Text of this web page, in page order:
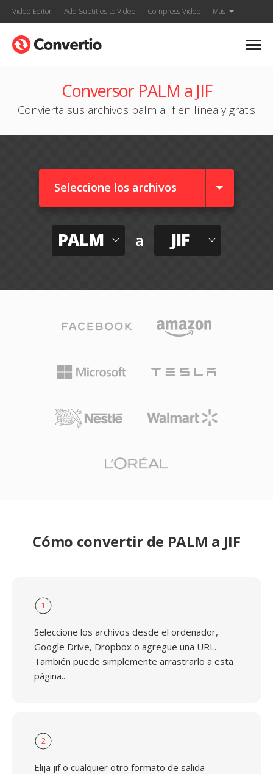
Video Editor Add Subtitles to Video Compress Video Más
Conversor PALM a JIF
Convierta sus archivos palm a jif en línea y gratis
Seleccione los archivos
PALM a JIF
Cómo convertir de PALM a JIF
1
Seleccione los archivos desde el ordenador,
Google Drive, Dropbox o agregue una URL.
También puede simplemente arrastrarlo a esta
página..
2
Elija jif o cualquier otro formato de salida